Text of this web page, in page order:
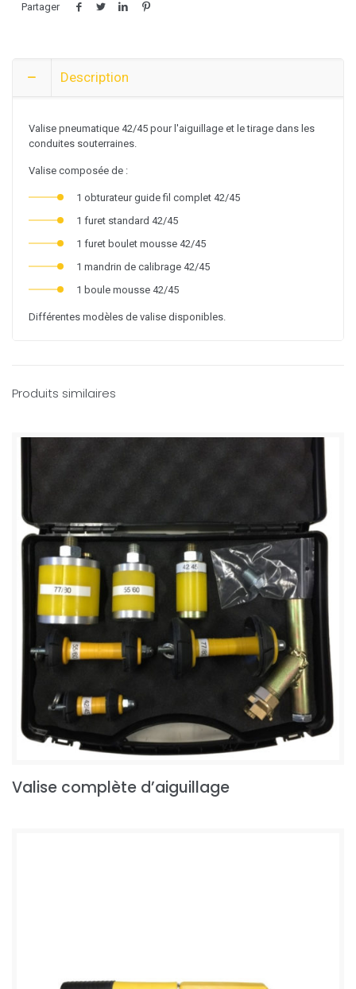
Partager
Description
Valise pneumatique 42/45 pour l'aiguillage et le tirage dans les
conduites souterraines.
Valise composée de :
1 obturateur guide fil complet 42/45
1 furet standard 42/45
1 furet boulet mousse 42/45
1 mandrin de calibrage 42/45
1 boule mousse 42/45
Différentes modèles de valise disponibles.
Produits similaires
Valise complète d’aiguillage